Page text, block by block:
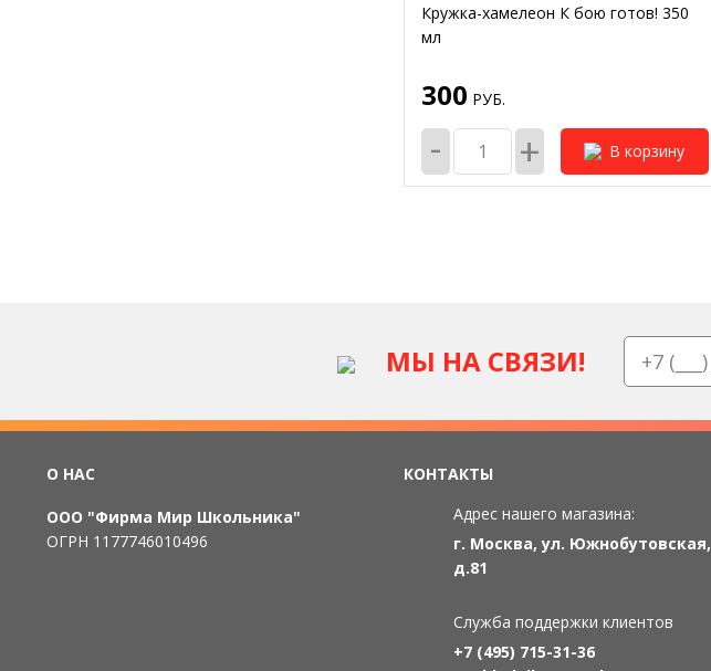
Кружка-хамелеон К бою готов! 350
мл
300 РУБ.
- + В корзину
МЫ НА СВЯЗИ!
О НАС
ООО "Фирма Мир Школьника"
ОГРН 1177746010496
КОНТАКТЫ
Адрес нашего магазина:
г. Москва, ул. Южнобутовская,
д.81
Служба поддержки клиентов
+7 (495) 715-31-36